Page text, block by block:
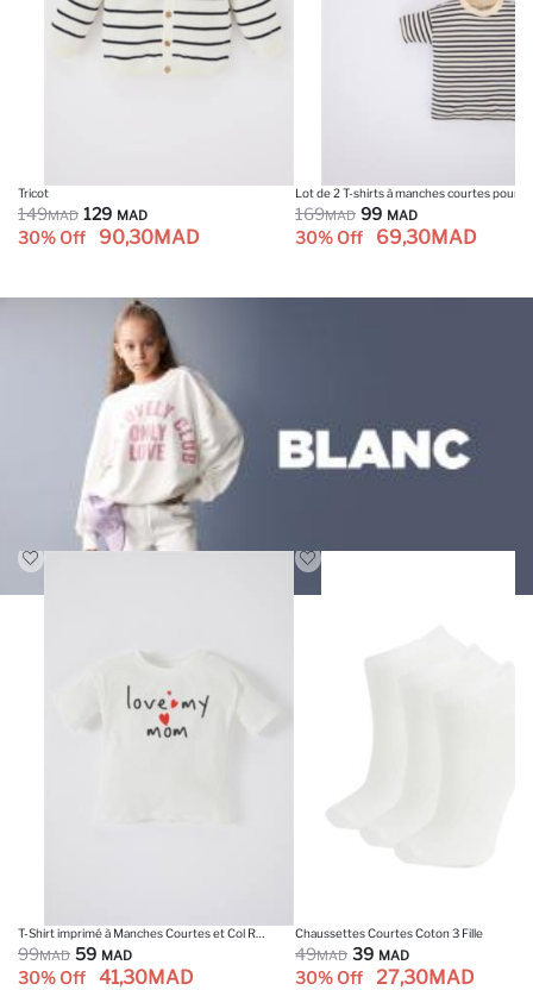
Tricot
149MAD 129 MAD
30% Off 90,30MAD
169MAD 99 MAD
30% Off 69,30MAD
99MAD 59 MAD
30% Off 41,30MAD
Chaussettes Courtes Coton 3 Fille
49MAD 39 MAD
30% Off 27,30MAD